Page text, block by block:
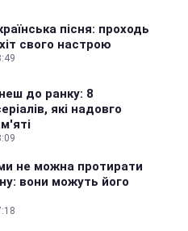
пісня: проходь
свого настрою
до ранку: 8
які надовго
не можна протирати
вони можуть його